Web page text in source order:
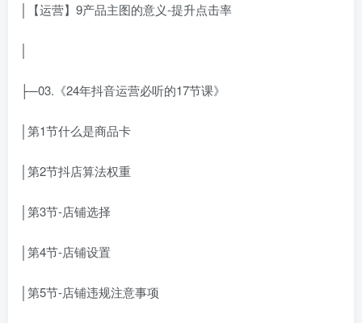
│【运营】9产品主图的意义-提升点击率
├─03.《24年抖音运营必听的17节课》
│第1节什么是商品卡
│第2节抖店算法权重
│第3节-店铺选择
│第4节-店铺设置
│第5节-店铺违规注意事项